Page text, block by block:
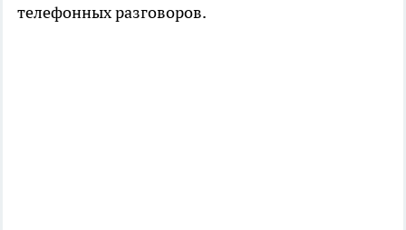
телефонных разговоров.